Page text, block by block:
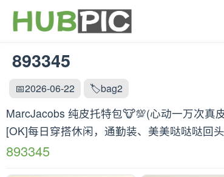
893345
📅2026-06-22 🏷️bag2
MarcJacobs 纯皮托特包🐮💯(心动一万次真
[OK]每日穿搭休闲，通勤装、美美哒哒哒回
893345